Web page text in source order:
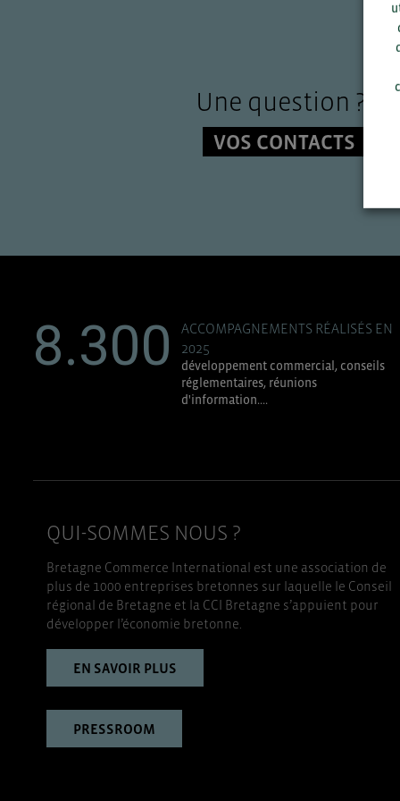
Une question ?
VOS CONTACTS
8.300
ACCOMPAGNEMENTS RÉALISÉS EN
2025
développement commercial, conseils
réglementaires, réunions
d'information....
QUI-SOMMES NOUS ?
Bretagne Commerce International est une association de
plus de 1000 entreprises bretonnes sur laquelle le Conseil
régional de Bretagne et la CCI Bretagne s’appuient pour
développer l’économie bretonne.
EN SAVOIR PLUS
PRESSROOM